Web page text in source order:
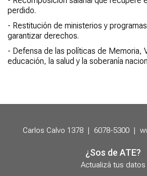
perdido.
- Restitución de ministerios y
garantizar derechos.
- Defensa de las políticas de Memoria,
educación, la salud y la soberanía
Carlos Calvo 1378 | 6078-5300 |
¿Sos de ATE?
Actualizá tus datos